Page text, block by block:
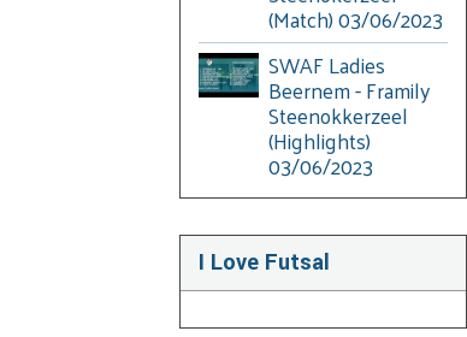
(Match) 03/06/2023
SWAF Ladies
Beernem - Framily
Steenokkerzeel
(Highlights)
03/06/2023
I Love Futsal